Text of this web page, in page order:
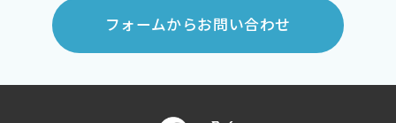
フォームからお問い合わせ